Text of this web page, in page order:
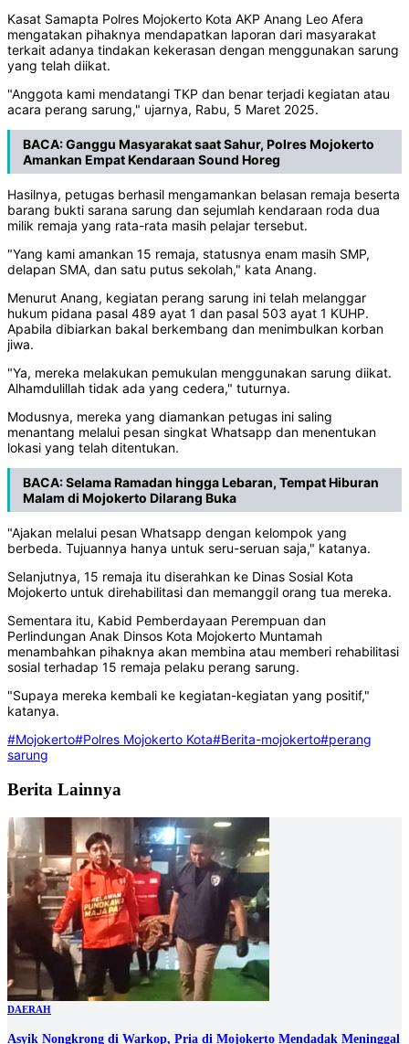
Kasat Samapta Polres Mojokerto Kota AKP Anang Leo Afera
mengatakan pihaknya mendapatkan laporan dari masyarakat
terkait adanya tindakan kekerasan dengan menggunakan sarung
yang telah diikat.
"Anggota kami mendatangi TKP dan benar terjadi kegiatan atau
acara perang sarung," ujarnya, Rabu, 5 Maret 2025.
BACA:Ganggu Masyarakat saat Sahur, Polres Mojokerto
Amankan Empat Kendaraan Sound Horeg
Hasilnya, petugas berhasil mengamankan belasan remaja beserta
barang bukti sarana sarung dan sejumlah kendaraan roda dua
milik remaja yang rata-rata masih pelajar tersebut.
"Yang kami amankan 15 remaja, statusnya enam masih SMP,
delapan SMA, dan satu putus sekolah," kata Anang.
Menurut Anang, kegiatan perang sarung ini telah melanggar
hukum pidana pasal 489 ayat 1 dan pasal 503 ayat 1 KUHP.
Apabila dibiarkan bakal berkembang dan menimbulkan korban
jiwa.
"Ya, mereka melakukan pemukulan menggunakan sarung diikat.
Alhamdulillah tidak ada yang cedera," tuturnya.
Modusnya, mereka yang diamankan petugas ini saling
menantang melalui pesan singkat Whatsapp dan menentukan
lokasi yang telah ditentukan.
BACA:Selama Ramadan hingga Lebaran, Tempat Hiburan
Malam di Mojokerto Dilarang Buka
"Ajakan melalui pesan Whatsapp dengan kelompok yang
berbeda. Tujuannya hanya untuk seru-seruan saja," katanya.
Selanjutnya, 15 remaja itu diserahkan ke Dinas Sosial Kota
Mojokerto untuk direhabilitasi dan memanggil orang tua mereka.
Sementara itu, Kabid Pemberdayaan Perempuan dan
Perlindungan Anak Dinsos Kota Mojokerto Muntamah
menambahkan pihaknya akan membina atau memberi rehabilitasi
sosial terhadap 15 remaja pelaku perang sarung.
"Supaya mereka kembali ke kegiatan-kegiatan yang positif,"
katanya.
#Mojokerto#Polres Mojokerto Kota#Berita-mojokerto#perang
sarung
Berita Lainnya
DAERAH
Asyik Nongkrong di Warkop, Pria di Mojokerto Mendadak Meninggal